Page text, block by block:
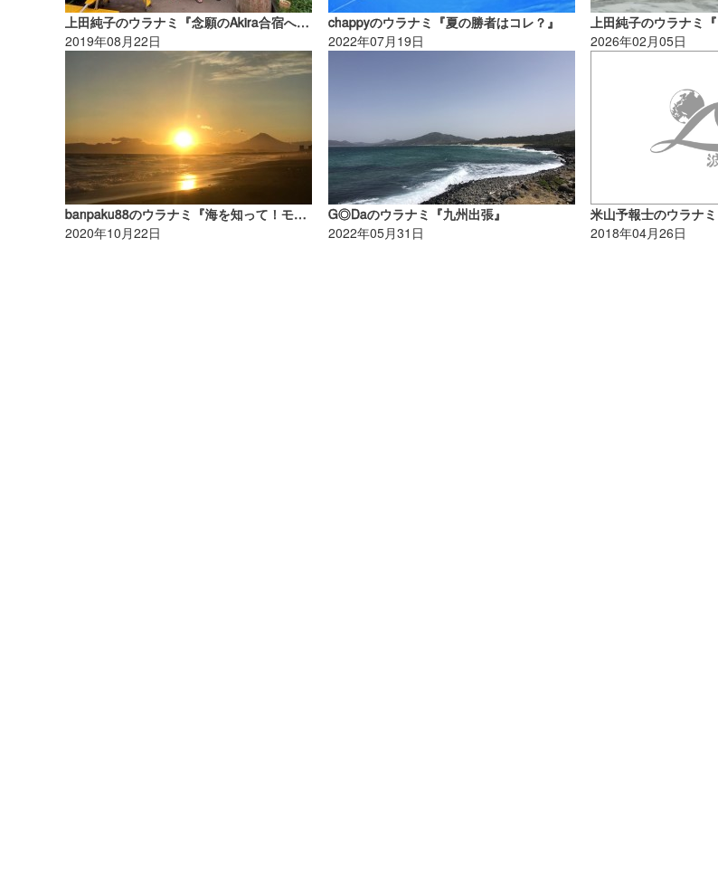
上田純子のウラナミ『念願のAkira合宿へ！』
2019年08月22日
chappyのウラナミ『夏の勝者はコレ？』
2022年07月19日
2026年02月05日
banpaku88のウラナミ『海を知って！モット海を好きになろう♥31』
2020年10月22日
G◎Daのウラナミ『九州出張』
2022年05月31日
2018年04月26日